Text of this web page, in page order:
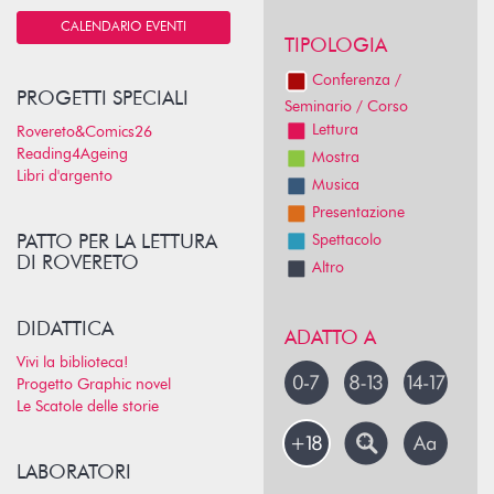
CALENDARIO EVENTI
PROGETTI SPECIALI
Rovereto&Comics26
Reading4Ageing
Libri d'argento
PATTO PER LA LETTURA
DI ROVERETO
DIDATTICA
Vivi la biblioteca!
Progetto Graphic novel
Le Scatole delle storie
LABORATORI
TIPOLOGIA
Conferenza /
Seminario / Corso
Lettura
Mostra
Musica
Presentazione
Spettacolo
Altro
ADATTO A